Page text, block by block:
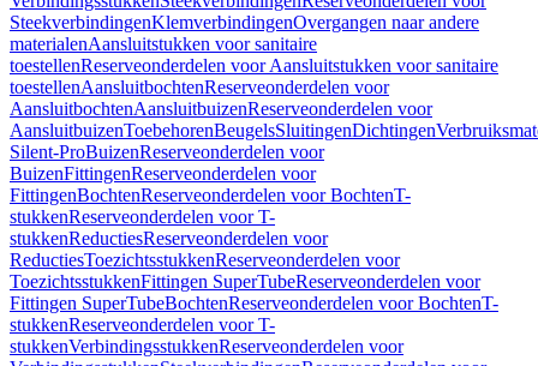
SteekverbindingenKlemverbindingenOvergangen naar andere
materialenAansluitstukken voor sanitaire
toestellenReserveonderdelen voor Aansluitstukken voor sanitaire
toestellenAansluitbochtenReserveonderdelen voor
AansluitbochtenAansluitbuizenReserveonderdelen voor
AansluitbuizenToebehorenBeugelsSluitingenDichtingen
Silent-ProBuizenReserveonderdelen voor
BuizenFittingenReserveonderdelen voor
FittingenBochtenReserveonderdelen voor BochtenT-
stukkenReserveonderdelen voor T-
stukkenReductiesReserveonderdelen voor
ReductiesToezichtsstukkenReserveonderdelen voor
ToezichtsstukkenFittingen SuperTubeReserveonderdelen voor
Fittingen SuperTubeBochtenReserveonderdelen voor BochtenT-
stukkenReserveonderdelen voor T-
stukkenVerbindingsstukkenReserveonderdelen voor